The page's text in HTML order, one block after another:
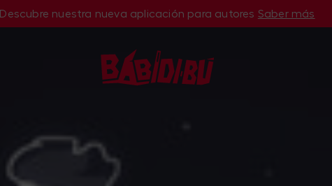
Descubre nuestra nueva aplicación para autores Saber más